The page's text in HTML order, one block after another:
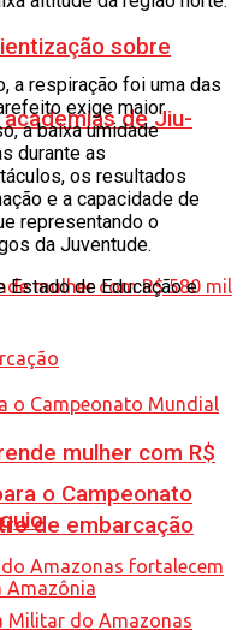
sobre
de Jiu-
mulher com R$
de embarcação
a respiração foi uma das
exige maior
a baixa umidade
durante as
os resultados
e a capacidade de
representando o
da Juventude.
Estado de Educação e
o Campeonato